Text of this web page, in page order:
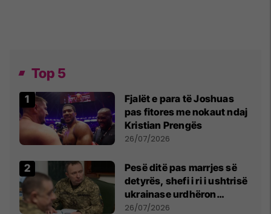
Top 5
Fjalët e para të Joshuas
pas fitores me nokaut ndaj
Kristian Prengës
26/07/2026
Pesë ditë pas marrjes së
detyrës, shefi i ri i ushtrisë
ukrainase urdhëron
kontroll të madh
26/07/2026